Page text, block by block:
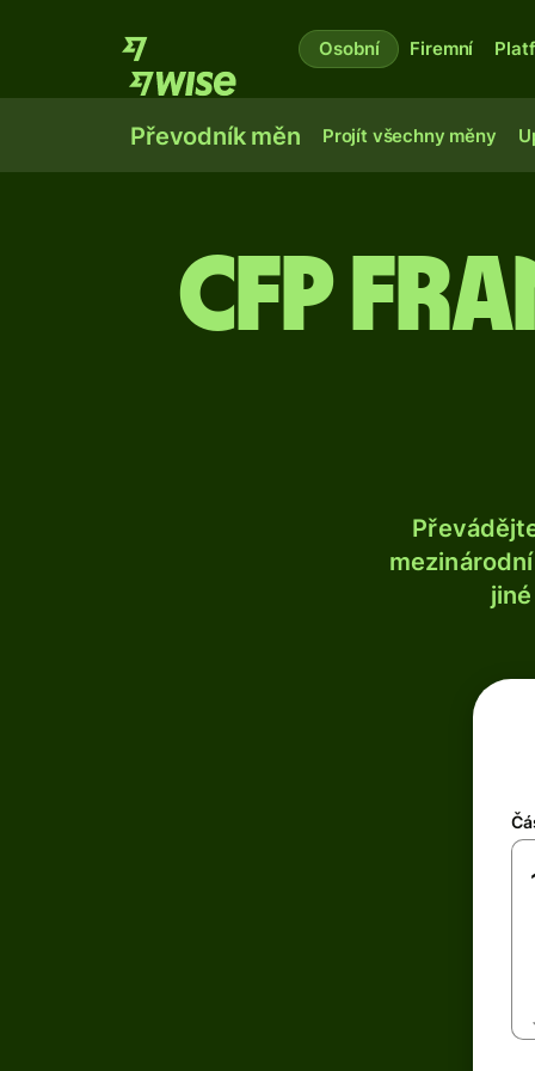
Osobní Firemní
Převodník měn Projít všechny měny
CFP